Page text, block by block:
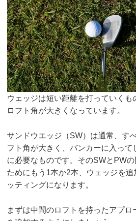
ウェッジは短い距離を打っていくも
ロフト角が大きくなっています。
サンドウエッジ（SW）は通常、す
フト角が大きく、バンカーに入って
に必要なものです。そのSWとPW
ためにもう1本か2本、ウェッジを
ッティングになります。
まずは中間のロフトを持ったアプロ